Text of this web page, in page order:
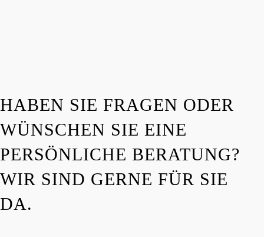
HABEN SIE FRAGEN ODER
WÜNSCHEN SIE EINE
PERSÖNLICHE BERATUNG?
WIR SIND GERNE FÜR SIE
DA.